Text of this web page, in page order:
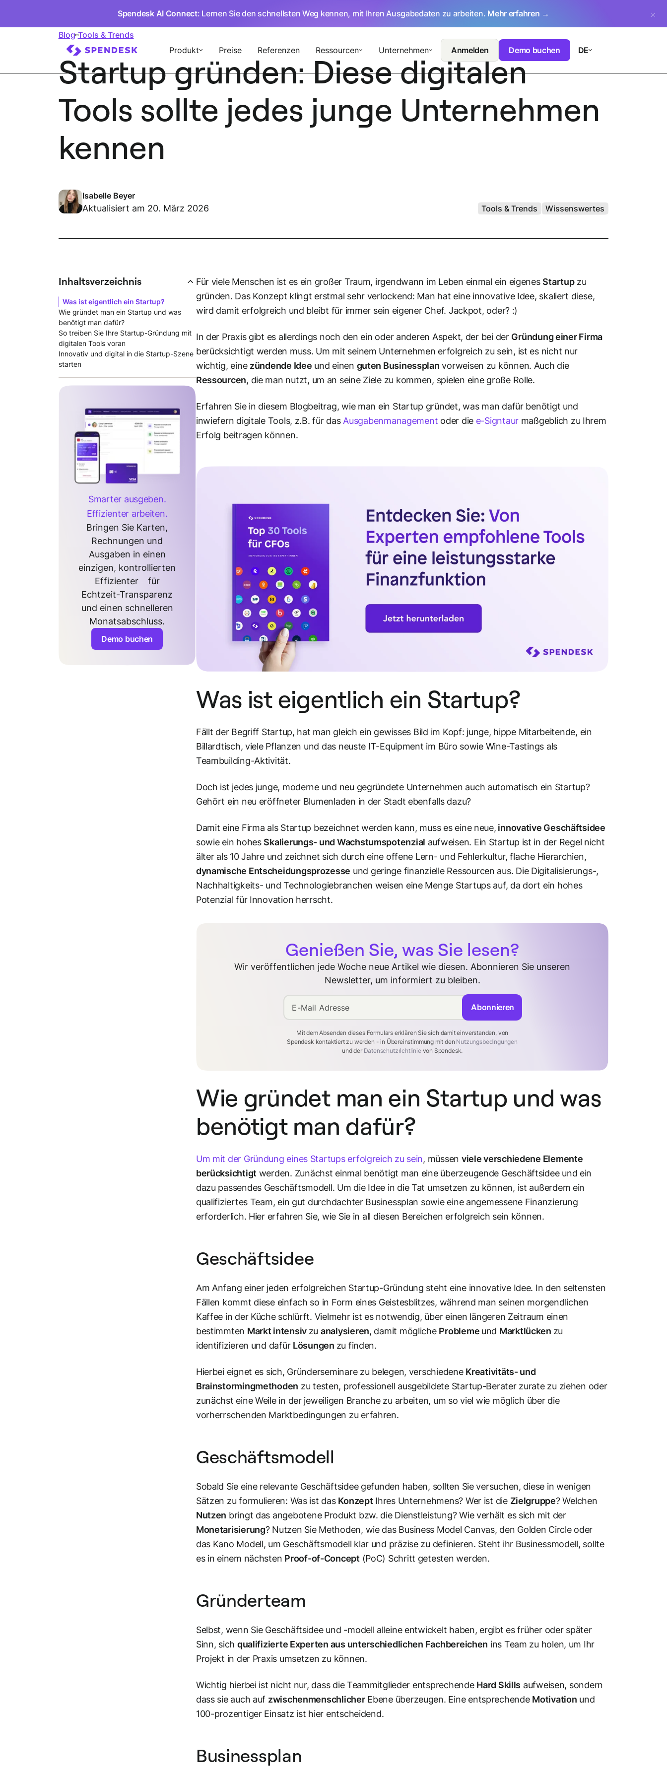
Spendesk AI Connect: Lernen Sie den schnellsten Weg kennen, mit Ihren Ausgabedaten zu arbeiten. Mehr erfahren →
Produkt Preise Referenzen Ressourcen Unternehmen Anmelden Demo buchen DE
Blog Tools & Trends
Startup gründen: Diese digitalen
Tools sollte jedes junge Unternehmen
kennen
Isabelle Beyer
Aktualisiert am 20. März 2026 Tools & Trends Wissenswertes
Für viele Menschen ist es ein großer Traum, irgendwann im Leben einmal ein eigenesStartupzu
gründen. Das Konzept klingt erstmal sehr verlockend: Man hat eine innovative Idee, skaliert diese,
wird damit erfolgreich und bleibt für immer sein eigener Chef. Jackpot, oder? :)
In der Praxis gibt es allerdings noch den ein oder anderen Aspekt, der bei der Gründung einer Firma
berücksichtigt werden muss. Um mit seinem Unternehmen erfolgreich zu sein, ist es nicht nur
wichtig, eine zündende Idee und einen guten Businessplan vorweisen zu können. Auch die
Ressourcen, die man nutzt, um an seine Ziele zu kommen, spielen eine große Rolle.
Erfahren Sie in diesem Blogbeitrag, wie man ein Startup gründet, was man dafür benötigt und
inwiefern digitale Tools, z.B. für das Ausgabenmanagement oder die e-Signtaur maßgeblich zu Ihrem
Erfolg beitragen können.
Was ist eigentlich ein Startup?
Fällt der Begriff Startup, hat man gleich ein gewisses Bild im Kopf: junge, hippe Mitarbeitende, ein
Billardtisch, viele Pflanzen und das neuste IT-Equipment im Büro sowie Wine-Tastings als
Teambuilding-Aktivität.
Doch ist jedes junge, moderne und neu gegründete Unternehmen auch automatisch ein Startup?
Gehört ein neu eröffneter Blumenladen in der Stadt ebenfalls dazu?
Damit eine Firma als Startup bezeichnet werden kann, muss es eine neue, innovative Geschäftsidee
sowie ein hohesSkalierungs- und Wachstumspotenzial aufweisen. Ein Startup ist in der Regel nicht
älter als 10 Jahre und zeichnet sich durch eine offene Lern- und Fehlerkultur, flache Hierarchien,
dynamische Entscheidungsprozesse und geringe finanzielle Ressourcen aus. Die Digitalisierungs-,
Nachhaltigkeits- und Technologiebranchen weisen eine Menge Startups auf, da dort ein hohes
Potenzial für Innovation herrscht.
Genießen Sie, was Sie lesen?
Wir veröffentlichen jede Woche neue Artikel wie diesen. Abonnieren Sie unseren
Newsletter, um informiert zu bleiben.
E-Mail Adresse
Mit dem Absenden dieses Formulars erklären Sie sich damit einverstanden, von
Spendesk kontaktiert zu werden - in Übereinstimmung mit den Nutzungsbedingungen
und der Datenschutzrichtlinievon Spendesk.
Abonnieren
Wie gründet man ein Startup und was
benötigt man dafür?
Um mit der Gründung eines Startups erfolgreich zu sein, müssen viele verschiedene Elemente
berücksichtigt werden. Zunächst einmal benötigt man eine überzeugende Geschäftsidee und ein
dazu passendes Geschäftsmodell. Um die Idee in die Tat umsetzen zu können, ist außerdem ein
qualifiziertes Team, ein gut durchdachter Businessplan sowie eine angemessene Finanzierung
erforderlich. Hier erfahren Sie, wie Sie in all diesen Bereichen erfolgreich sein können.
Geschäftsidee
Am Anfang einer jeden erfolgreichen Startup-Gründung steht eine innovative Idee. In den seltensten
Fällen kommt diese einfach so in Form eines Geistesblitzes, während man seinen morgendlichen
Kaffee in der Küche schlürft. Vielmehr ist es notwendig, über einen längeren Zeitraum einen
bestimmten Markt intensiv zu analysieren, damit mögliche Probleme und Marktlücken zu
identifizieren und dafür Lösungen zu finden.
Hierbei eignet es sich, Gründerseminare zu belegen, verschiedene Kreativitäts- und
Brainstormingmethoden zu testen, professionell ausgebildete Startup-Berater zurate zu ziehen oder
zunächst eine Weile in der jeweiligen Branche zu arbeiten, um so viel wie möglich über die
vorherrschenden Marktbedingungen zu erfahren.
Geschäftsmodell
Sobald Sie eine relevante Geschäftsidee gefunden haben, sollten Sie versuchen, diese in wenigen
Sätzen zu formulieren: Was ist das Konzept Ihres Unternehmens? Wer ist die Zielgruppe? Welchen
Nutzen bringt das angebotene Produkt bzw. die Dienstleistung? Wie verhält es sich mit der
Monetarisierung? Nutzen Sie Methoden, wie das Business Model Canvas, den Golden Circle oder
das Kano Modell, um Geschäftsmodell klar und präzise zu definieren. Steht ihr Businessmodell, sollte
es in einem nächsten Proof-of-Concept (PoC) Schritt getesten werden.
Gründerteam
Selbst, wenn Sie Geschäftsidee und -modell alleine entwickelt haben, ergibt es früher oder später
Sinn, sich qualifizierte Experten aus unterschiedlichen Fachbereichen ins Team zu holen, um Ihr
Projekt in der Praxis umsetzen zu können.
Wichtig hierbei ist nicht nur, dass die Teammitglieder entsprechende Hard Skills aufweisen, sondern
dass sie auch auf zwischenmenschlicherEbene überzeugen. Eine entsprechende Motivation und
100-prozentiger Einsatz ist hier entscheidend.
Businessplan
Inhaltsverzeichnis
Was ist eigentlich ein Startup?
Wie gründet man ein Startup und was
benötigt man dafür?
So treiben Sie Ihre Startup-Gründung mit
digitalen Tools voran
Innovativ und digital in die Startup-Szene
starten
Smarter ausgeben.
Effizienter arbeiten.
Bringen Sie Karten,
Rechnungen und
Ausgaben in einen
einzigen, kontrollierten
Effizienter – für
Echtzeit-Transparenz
und einen schnelleren
Monatsabschluss.
Demo buchen